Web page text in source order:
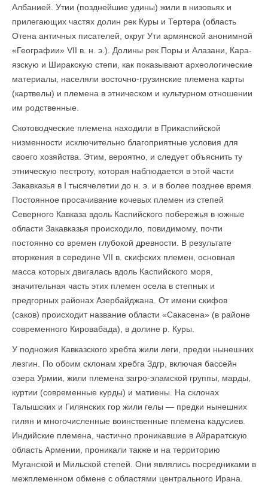
Албанией. Утии (позднейшие удины) жили в низовьях и
прилегающих частях долин рек Куры и Тертера (область
Отена античных писателей, округ Ути армянской анонимной
«Географии» VII в. н. э.). Долины рек Поры и Алазани, Кара-
язскую и Ширакскую степи, как показывают археологические
материалы, населяли восточно-грузинские племена карты
(картвелы) и племена в этническом и культурном отношении
им родственные.
Скотоводческие племена находили в Прикаспийской
низменности исключительно благоприятные условия для
своего хозяйства. Этим, вероятно, и следует объяснить ту
этническую пестроту, которая наблюдается в этой части
Закавказья в I тысячелетии до н. э. и в более позднее время.
Постоянное просачивание кочевых племен из степей
Северного Кавказа вдоль Каспийского побережья в южные
области Закавказья происходило, повидимому, почти
постоянно со времен глубокой древности. В результате
вторжения в середине VII в. скифских племен, основная
масса которых двигалась вдоль Каспийского моря,
значительная часть этих племен осела в степных и
предгорных районах Азербайджана. От имени скифов
(саков) происходит название области «Сакасена» (в районе
современного Кировабада), в долине р. Куры.
У подножия Кавказского хребта жили леги, предки нынешних
лезгин. По обоим склонам хребга Здгр, включая бассейн
озера Урмии, жили племена загро-эламской группы, марды,
куртии (современные курды) и матиены. На склонах
Талышских и Гилянских гор жили гелы — предки нынешних
гилян и многочисленные воинственные племена кадусиев.
Индийские племена, частично проникавшие в Айраратскую
область Армении, проникали также и на территорию
Муганской и Мильской степей. Они являлись посредниками в
межплеменном обмене с областями центрального Ирана.